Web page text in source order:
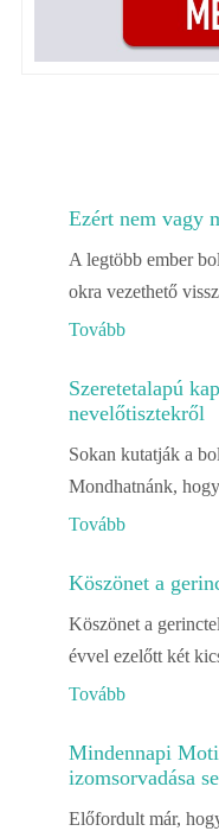
Ezért nem vagy
A legtöbb ember
okra vezethető
Tovább
Szeretetalapú
nevelőtisztekről
Sokan kutatják a
Mondhatnánk,
Tovább
Köszönet a
Köszönet a
évvel ezelőtt két
Tovább
Mindennapi
izomsorvadása
Előfordult már,